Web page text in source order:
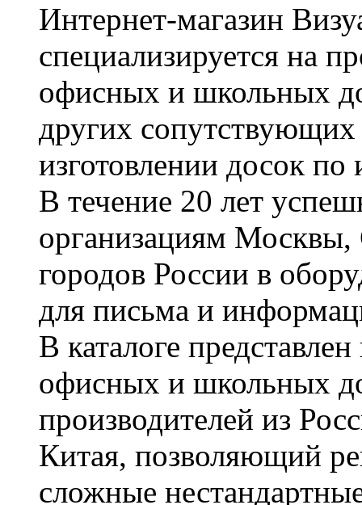
Интернет-магазин
специализируется на
офисных и школьных
других сопутствующих
изготовлении досок по
В течение 20 лет
организациям Москвы,
городов России в
для письма и
В каталоге
офисных и школьных
производителей из
Китая, позволяющий
сложные